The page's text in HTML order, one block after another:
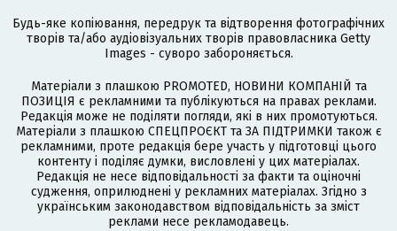
Будь-яке копіювання, передрук та відтворення фотографічних
творів та/або аудіовізуальних творів правовласника Getty
Images - суворо забороняється.
Матеріали з плашкою PROMOTED, НОВИНИ КОМПАНІЙ та
ПОЗИЦІЯ є рекламними та публікуються на правах реклами.
Редакція може не поділяти погляди, які в них промотуються.
Матеріали з плашкою СПЕЦПРОЄКТ та ЗА ПІДТРИМКИ також є
рекламними, проте редакція бере участь у підготовці цього
контенту і поділяє думки, висловлені у цих матеріалах.
Редакція не несе відповідальності за факти та оціночні
судження, оприлюднені у рекламних матеріалах. Згідно з
українським законодавством відповідальність за зміст
реклами несе рекламодавець.